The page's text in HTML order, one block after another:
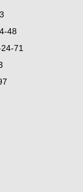
48
71